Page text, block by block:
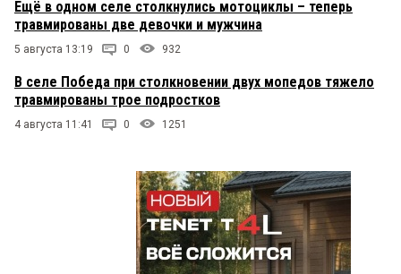
Ещё в одном селе столкнулись мотоциклы – теперь
травмированы две девочки и мужчина
5 августа 13:19 0 932
В селе Победа при столкновении двух мопедов тяжело
травмированы трое подростков
4 августа 11:41 0 1251